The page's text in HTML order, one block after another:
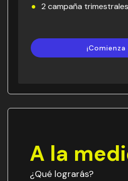
2 campaña
A la
¿Qué lograrás?